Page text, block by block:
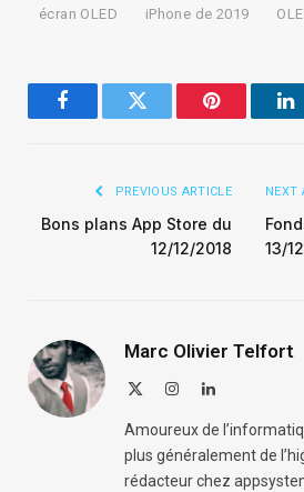
écran OLED iPhone de 2019
FacebookTwitter Pinterest
PREVIOUS ARTICLE
Bons plans App Store du
12/12/2018
NEXT
13/
Marc Olivier Telfort
InstagramLinkedIn
Amoureux de
plus généralement de
rédacteur chez